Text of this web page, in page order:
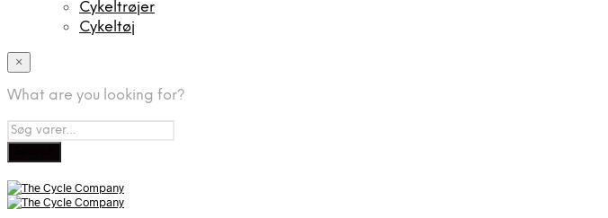
Cykeltrøjer
Cykeltøj
×
What are you looking for?